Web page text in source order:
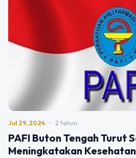
Jul 29, 2024 • 2 tahun
PAFI Buton Tengah Turut
Meningkatakan